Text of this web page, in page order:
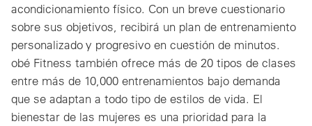
acondicionamiento físico. Con un breve cuestionario
sobre sus objetivos, recibirá un plan de entrenamiento
personalizado y progresivo en cuestión de minutos.
obé Fitness también ofrece más de 20 tipos de clases
entre más de 10,000 entrenamientos bajo demanda
que se adaptan a todo tipo de estilos de vida. El
bienestar de las mujeres es una prioridad para la